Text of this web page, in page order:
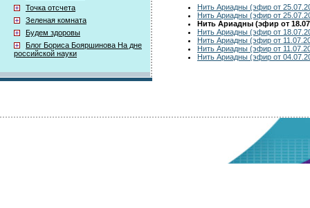
Точка отсчета
Зеленая комната
Будем здоровы
Блог Бориса Бояршинова На дне
российской науки
Нить Ариадны (эфир от
Нить Ариадны (эфир от
Нить Ариадны (эфир от
Нить Ариадны (эфир от
Нить Ариадны (эфир от
Нить Ариадны (эфир от
Нить Ариадны (эфир от